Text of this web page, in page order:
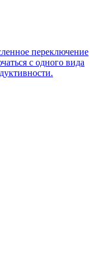
переключение
с одного вида